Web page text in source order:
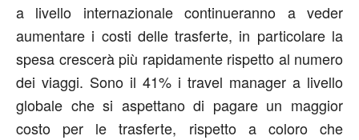
a livello internazionale continueranno a veder
aumentare i costi delle trasferte, in particolare la
spesa crescerà più rapidamente rispetto al numero
dei viaggi. Sono il 41% i travel manager a livello
globale che si aspettano di pagare un maggior
costo per le trasferte, rispetto a coloro che